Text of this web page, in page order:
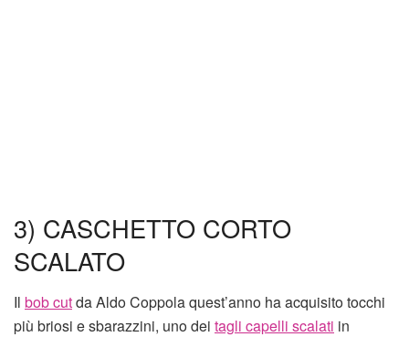
3) CASCHETTO CORTO
SCALATO
Il bob cutda Aldo Coppola quest’anno ha acquisito tocchi
più briosi e sbarazzini, uno dei tagli capelli scalati in